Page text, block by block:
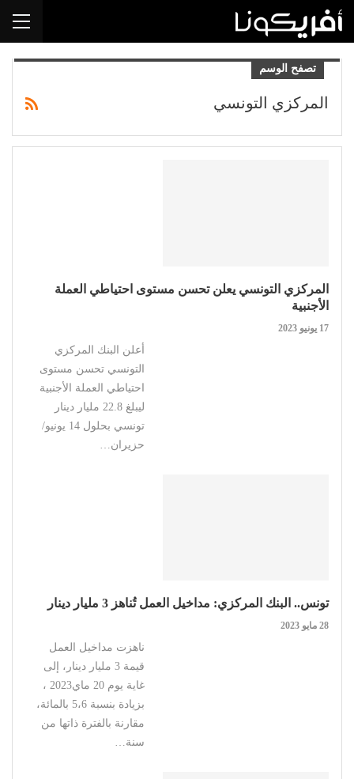
تصفح الوسم
المركزي التونسي
المركزي التونسي يعلن تحسن مستوى احتياطي العملة
الأجنبية
17 يونيو 2023
أعلن البنك المركزي
التونسي تحسن مستوى
احتياطي العملة الأجنبية
ليبلغ 22.8 مليار دينار
تونسي بحلول 14 يونيو/
حزيران…
تونس.. البنك المركزي: مداخيل العمل تُناهز 3 مليار دينار
28 مايو 2023
ناهزت مداخيل العمل
قيمة 3 مليار دينار، إلى
غاية يوم 20 ماي2023 ،
بزيادة بنسبة 5،6 بالمائة،
مقارنة بالفترة ذاتها من
سنة…